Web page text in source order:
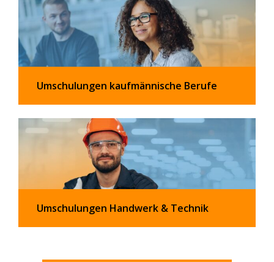
Umschulungen kaufmännische Berufe
Umschulungen Handwerk & Technik